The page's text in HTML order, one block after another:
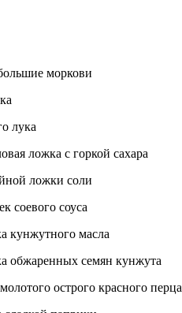
моркови
лука
ложка с горкой сахара
ложки соли
соевого соуса
кунжутного масла
обжаренных семян кунжута
острого красного перца